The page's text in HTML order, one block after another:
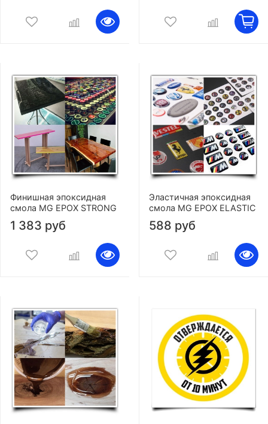
Финишная эпоксидная
смола MG EPOX STRONG
1 383 руб
Эластичная эпоксидная
смола MG EPOX ELASTIC
588 руб